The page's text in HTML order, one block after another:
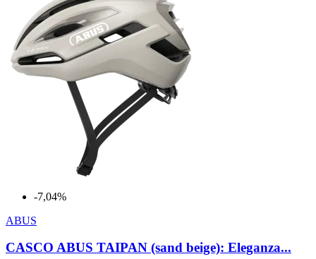
-7,04%
ABUS
CASCO ABUS TAIPAN (sand beige): Eleganza...